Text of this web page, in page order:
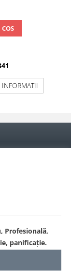
Profesională,
panificație.